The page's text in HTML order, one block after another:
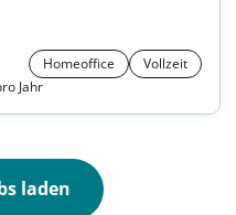
Homeoffice
Vollzeit
Jahr
laden